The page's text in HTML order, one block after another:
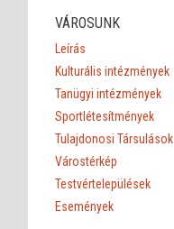
VÁROSUNK
Leírás
Kulturális intézmények
Tanügyi intézmények
Sportlétesítmények
Tulajdonosi Társulások
Várostérkép
Testvértelepülések
Események